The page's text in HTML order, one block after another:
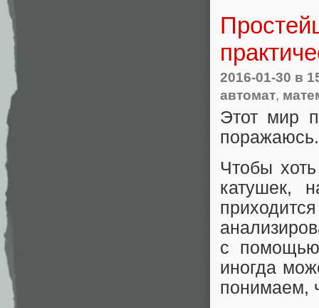
2016-01-30 в
автомат,
Этот мир
поражаюсь.
Чтобы
катушек,
с помощью
иногда
понимаем,